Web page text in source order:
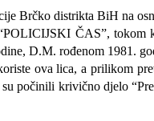
Brčko distrikta BiH na
ČAS”, tokom
D.M. rođenom 1981.
ova lica, a prilikom
počinili krivično djelo